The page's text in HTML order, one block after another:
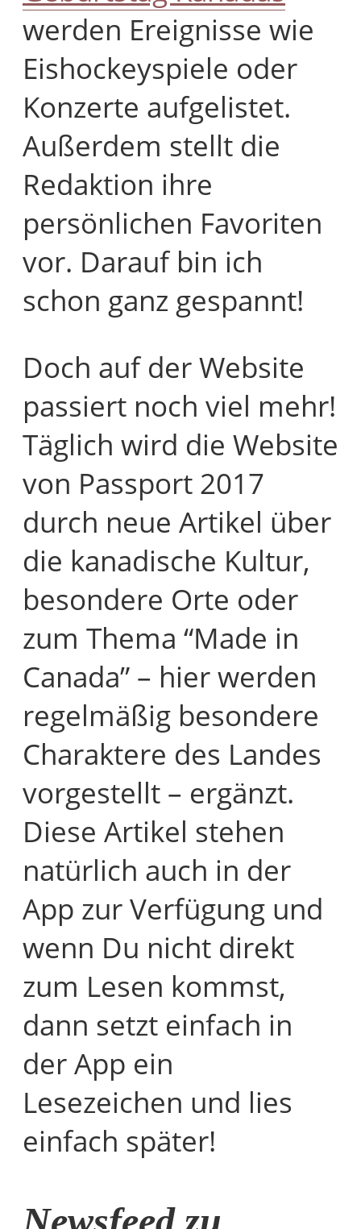
werden Ereignisse wie
Eishockeyspiele oder
Konzerte aufgelistet.
Außerdem stellt die
Redaktion ihre
persönlichen Favoriten
vor. Darauf bin ich
schon ganz gespannt!
Doch auf der Website
passiert noch viel mehr!
Täglich wird die Website
von Passport 2017
durch neue Artikel über
die kanadische Kultur,
besondere Orte oder
zum Thema “Made in
Canada” – hier werden
regelmäßig besondere
Charaktere des Landes
vorgestellt – ergänzt.
Diese Artikel stehen
natürlich auch in der
App zur Verfügung und
wenn Du nicht direkt
zum Lesen kommst,
dann setzt einfach in
der App ein
Lesezeichen und lies
einfach später!